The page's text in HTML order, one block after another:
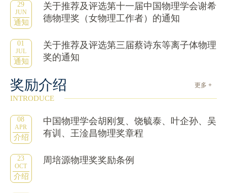
29
JUN
通知
关于推荐及评选第十一届中国物理学会谢希
德物理奖（女物理工作者）的通知
01
JUL
通知
关于推荐及评选第三届蔡诗东等离子体物理
奖的通知
奖励介绍 更多 +
INTRODUCE
08
APR
介绍
中国物理学会胡刚复、饶毓泰、叶企孙、吴
有训、王淦昌物理奖章程
23
OCT
介绍
周培源物理奖奖励条例